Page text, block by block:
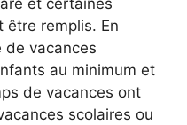
et certaines
être remplis. En
de vacances
au minimum et
de vacances ont
scolaires ou